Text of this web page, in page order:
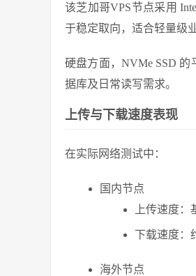
该芝加哥VPS节点采用
于稳定取向，适合轻量级
硬盘方面，NVMe SSD
据库及日常读写需求。
上传与下载速度表现
在实际网络测试中：
国内节点
上传速度
下载速度：
海外节点